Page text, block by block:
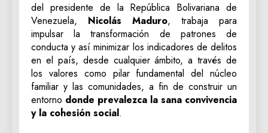
del presidente de la República Bolivariana de
Venezuela, Nicolás Maduro, trabaja para
impulsar la transformación de patrones de
conducta y así minimizar los indicadores de delitos
en el país, desde cualquier ámbito, a través de
los valores como pilar fundamental del núcleo
familiar y las comunidades, a fin de construir un
entorno donde prevalezca la sana convivencia
y la cohesión social.